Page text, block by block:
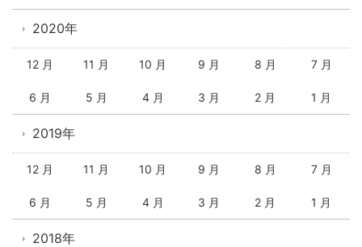
2020年
12 月 11 月 10 月 9 月 8 月 7 月
6 月 5 月 4 月 3 月 2 月 1 月
2019年
12 月 11 月 10 月 9 月 8 月 7 月
6 月 5 月 4 月 3 月 2 月 1 月
2018年